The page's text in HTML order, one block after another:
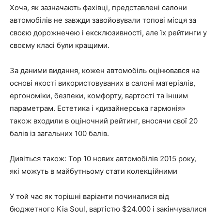
Хоча, як зазначають фахівці, представлені салони
автомобілів не завжди завойовували топові місця за
своєю дорожнечею і ексклюзивності, але їх рейтинги у
своєму класі були кращими.
За даними видання, кожен автомобіль оцінювався на
основі якості використовуваних в салоні матеріалів,
ергономіки, безпеки, комфорту, вартості та іншим
параметрам. Естетика і «дизайнерська гармонія»
також входили в оціночний рейтинг, вносячи свої 20
балів із загальних 100 балів.
Дивіться також: Top 10 нових автомобілів 2015 року,
які можуть в майбутньому стати колекційними
У той час як торішні варіанти починалися від
бюджетного Kia Soul, вартістю $24.000 і закінчувалися